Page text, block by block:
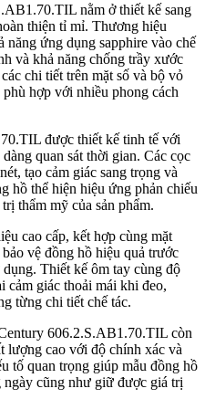
nằm ở thiết kế sang
thiện tỉ mỉ. Thương hiệu
ứng dụng sapphire vào chế
và khả năng chống trầy xước
chi tiết trên mặt số và bộ vỏ
hợp với nhiều phong cách
được thiết kế tinh tế với
quan sát thời gian. Các cọc
tạo cảm giác sang trọng và
hồ thể hiện hiệu ứng phản chiếu
thẩm mỹ của sản phẩm.
cao cấp, kết hợp cùng mặt
vệ đồng hồ hiệu quả trước
Thiết kế ôm tay cùng độ
cảm giác thoải mái khi đeo,
từng chi tiết chế tác.
606.2.S.AB1.70.TIL còn
lượng cao với độ chính xác và
tố quan trọng giúp mẫu đồng hồ
ngày cũng như giữ được giá trị